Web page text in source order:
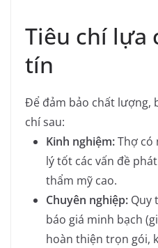
Tiêu chí lựa
tín
Để đảm bảo chất lượng,
chí sau:
Kinh nghiệm:Thợ có
lý tốt các vấn đề
thẩm mỹ cao.
Chuyên nghiệp: Quy
báo giá minh bạch
hoàn thiện trọn gói,